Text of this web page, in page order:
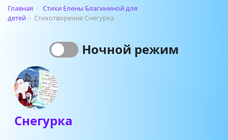
Главная › Стихи Елены Благининой для
детей › Стихотворение Снегурка
Ночной режим
Снегурка